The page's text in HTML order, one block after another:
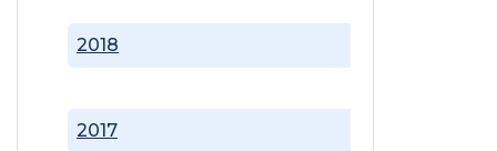
2017
2018